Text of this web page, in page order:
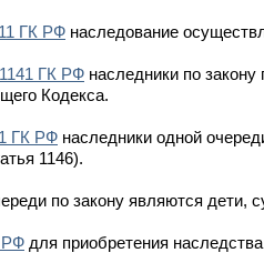
ГК РФ наследование
1141 ГК РФ наследники по
Кодекса.
ГК РФ наследники одной
1146).
по закону являются дети,
РФ для приобретения